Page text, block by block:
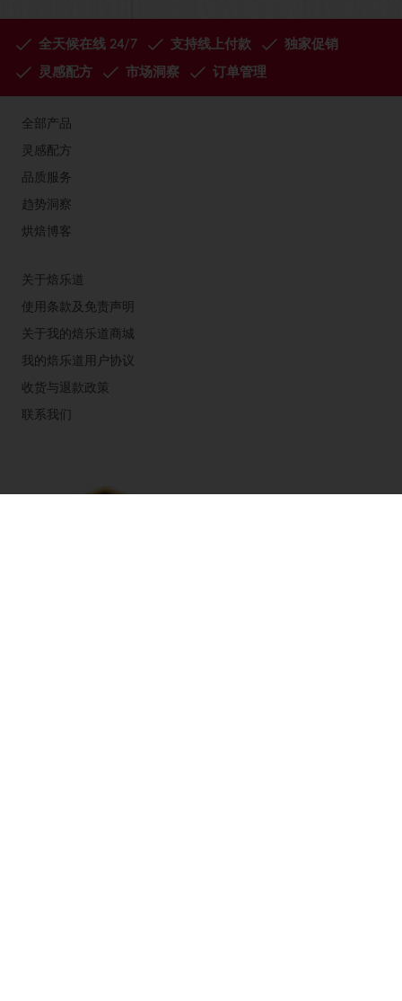
全天候在线 24/7 支持线上付款
独家促销
灵感配方
市场洞察 订单管理
全部产品
灵感配方
品质服务
趋势洞察
烘焙博客
关于焙乐道
使用条款及免责声明
关于我的焙乐道商城
我的焙乐道用户协议
收货与退款政策
联系我们